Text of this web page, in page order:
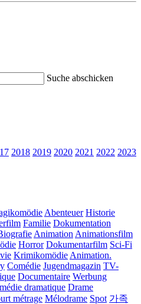
Suche abschicken
2018 2019 2020 2021 2022 2023
Abenteuer Historie
Familie Dokumentation
Animation Animationsfilm
Horror Dokumentarfilm Sci-Fi
Krimikomödie Animation.
Comédie Jugendmagazin TV-
Documentaire Werbung
dramatique Drame
métrage Mélodrame Spot 가족